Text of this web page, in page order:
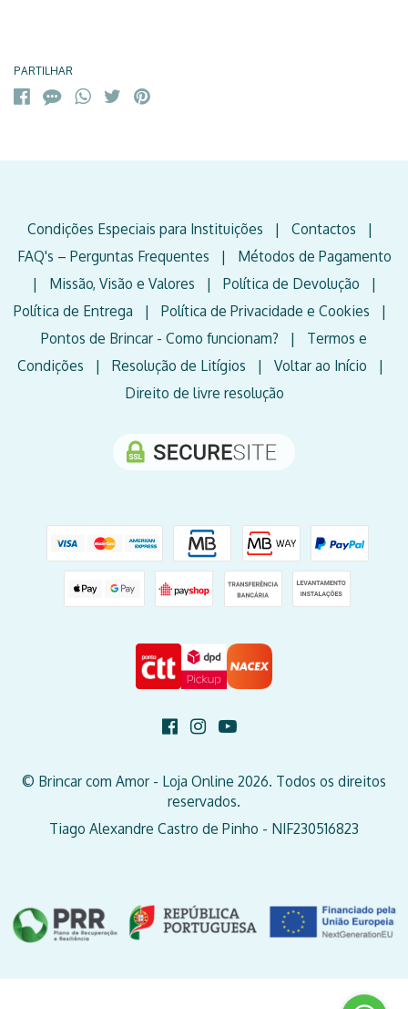
PARTILHAR
Condições Especiais para Instituições | Contactos |
FAQ's – Perguntas Frequentes | Métodos de Pagamento
| Missão, Visão e Valores | Política de Devolução |
Política de Entrega | Política de Privacidade e Cookies |
Pontos de Brincar - Como funcionam? | Termos e
Condições | Resolução de Litígios | Voltar ao Início |
Direito de livre resolução
© Brincar com Amor - Loja Online 2026. Todos os direitos
reservados.
Tiago Alexandre Castro de Pinho - NIF230516823